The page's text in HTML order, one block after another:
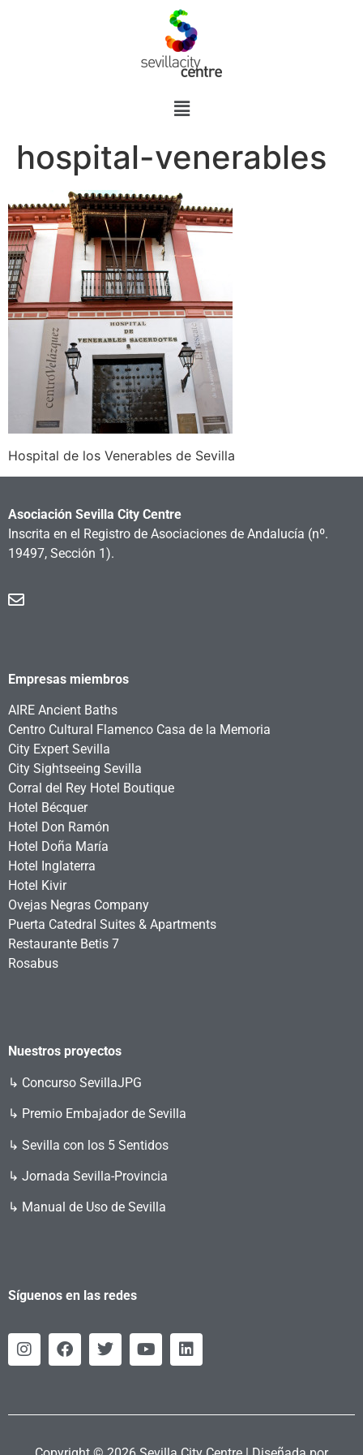
hospital-venerables
Hospital de los Venerables de Sevilla
Asociación Sevilla City Centre
Inscrita en el Registro de Asociaciones de Andalucía (nº.
19497, Sección 1).
Empresas miembros
AIRE Ancient Baths
Centro Cultural Flamenco Casa de la Memoria
City Expert Sevilla
City Sightseeing Sevilla
Corral del Rey Hotel Boutique
Hotel Bécquer
Hotel Don Ramón
Hotel Doña María
Hotel Inglaterra
Hotel Kivir
Ovejas Negras Company
Puerta Catedral Suites & Apartments
Restaurante Betis 7
Rosabus
Nuestros proyectos
↳ Concurso SevillaJPG
↳ Premio Embajador de Sevilla
↳ Sevilla con los 5 Sentidos
↳ Jornada Sevilla-Provincia
↳ Manual de Uso de Sevilla
Síguenos en las redes